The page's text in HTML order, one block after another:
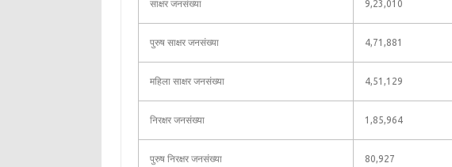
साक्षर जनसंख्या 9,23,010
पुरुष साक्षर जनसंख्या 4,71,881
महिला साक्षर जनसंख्या 4,51,129
निरक्षर जनसंख्या 1,85,964
पुरुष निरक्षर जनसंख्या 80,927